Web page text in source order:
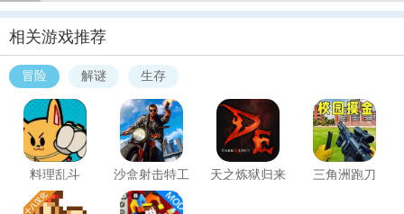
相关游戏推荐
冒险 解谜 生存
料理乱斗 沙盒射击特工 天之炼狱归来 三角洲跑刀